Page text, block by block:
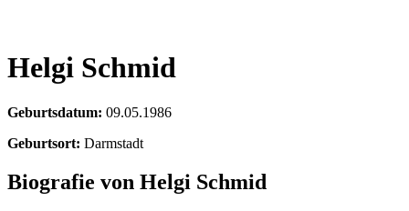
Helgi Schmid
Geburtsdatum: 09.05.1986
Geburtsort: Darmstadt
Biografie von Helgi Schmid